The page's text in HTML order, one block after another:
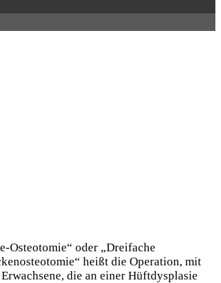
Osteotomie“ oder „Dreifache
heißt die Operation, mit
die an einer Hüftdysplasie